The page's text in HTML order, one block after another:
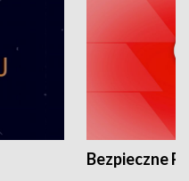
Bezpieczne